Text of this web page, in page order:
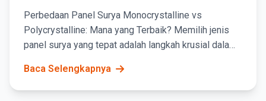
Surya Terbaik untuk Rumah?
Perbedaan Panel Surya Monocrystalline vs
Polycrystalline: Mana yang Terbaik? Memilih jenis
panel surya yang tepat adalah langkah krusial dalam
Baca Selengkapnya